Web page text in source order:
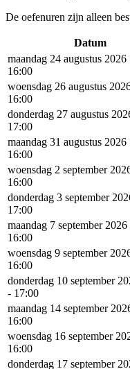
De oefenuren zijn alleen
Datum
maandag 24 augustus
16:00
woensdag 26 augustus
16:00
donderdag 27 augustus
17:00
maandag 31 augustus
16:00
woensdag 2 september
16:00
donderdag 3 september
17:00
maandag 7 september
16:00
woensdag 9 september
16:00
donderdag 10 september
- 17:00
maandag 14 september
16:00
woensdag 16 september
16:00
donderdag 17 september